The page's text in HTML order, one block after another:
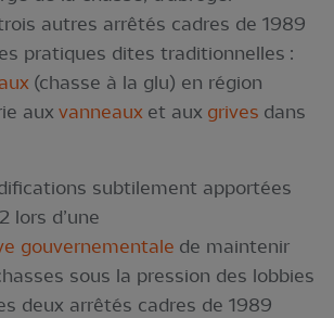
autres arrêtés cadres de 1989
pratiques dites traditionnelles :
(chasse à la glu) en région
aux vanneaux et aux grives dans
subtilement apportées
lors d’une
gouvernementale de maintenir
sous la pression des lobbies
deux arrêtés cadres de 1989